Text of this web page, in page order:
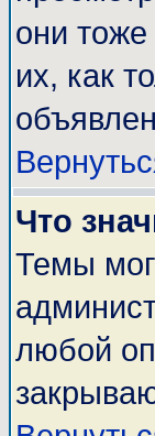
они
их, как
Что
Темы
любой